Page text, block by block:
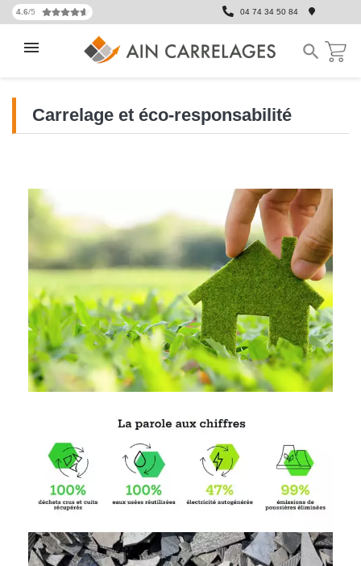
4.6/5 04 74 34 50 84

Carrelage et éco-responsabilité